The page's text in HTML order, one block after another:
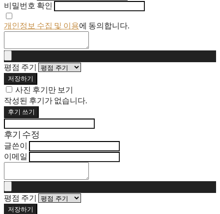
비밀번호 확인
개인정보 수집 및 이용에 동의합니다.
평점 주기
저장하기
사진 후기만 보기
작성된 후기가 없습니다.
후기 쓰기
후기 수정
글쓴이
이메일
평점 주기
저장하기